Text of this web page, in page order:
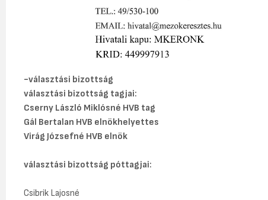
-választási bizottság
választási bizottság tagjai:
Cserny László Miklósné HVB tag
Gál Bertalan HVB elnökhelyettes
Virág Józsefné HVB elnök
választási bizottság póttagjai:
Csibrik Lajosné